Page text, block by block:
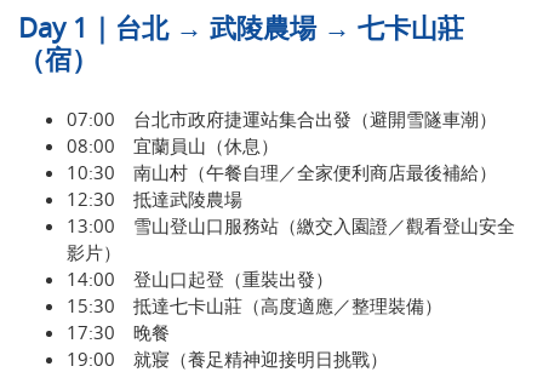
Day 1｜台北 → 武陵農場 → 七卡山莊
（宿）
07:00 台北市政府捷運站集合出發（避開雪隧車潮）
08:00 宜蘭員山（休息）
10:30 南山村（午餐自理／全家便利商店最後補給）
12:30 抵達武陵農場
13:00 雪山登山口服務站（繳交入園證／觀看登山安全
影片）
14:00 登山口起登（重裝出發）
15:30 抵達七卡山莊（高度適應／整理裝備）
17:30 晚餐
19:00 就寢（養足精神迎接明日挑戰）